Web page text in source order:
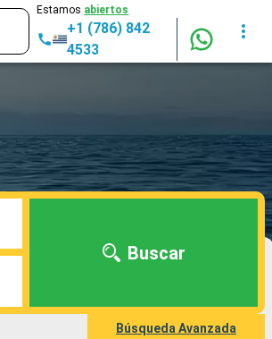
Estamos abiertos
+1 (786) 842
4533
Buscar
Búsqueda Avanzada